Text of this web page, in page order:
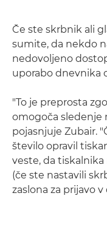
Če ste skrbnik ali
sumite, da nekdo
nedovoljeno
uporabo dnevnika
"To je preprosta
omogoča sledenje
pojasnjuje Zubair.
število opravil
veste, da
(če ste nastavili
zaslona za prijavo